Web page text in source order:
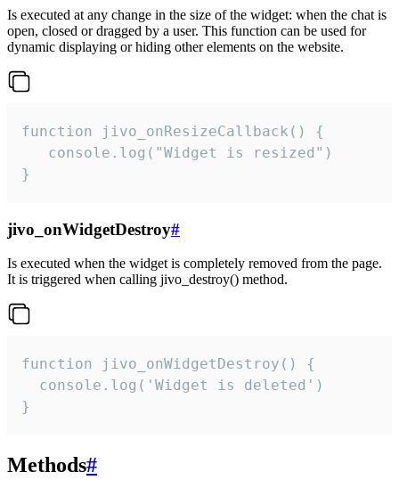
Is executed at any change in the size of the widget: when the chat is
open, closed or dragged by a user. This function can be used for
dynamic displaying or hiding other elements on the website.
function jivo_onResizeCallback() {
   console.log("Widget is resized")
}
jivo_onWidgetDestroy#
Is executed when the widget is completely removed from the page.
It is triggered when calling jivo_destroy() method.
function jivo_onWidgetDestroy() {
  console.log('Widget is deleted')
}
Methods#